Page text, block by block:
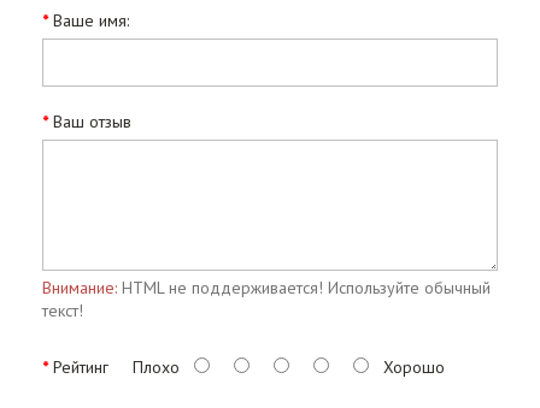
Ваше имя:
Ваш отзыв
Внимание: HTML не поддерживается! Используйте обычный
текст!
Рейтинг Плохо Хорошо